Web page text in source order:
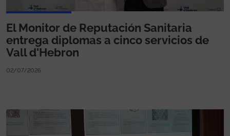
El Monitor de Reputación Sanitaria
entrega diplomas a cinco servicios de
Vall d'Hebron
02/07/2026